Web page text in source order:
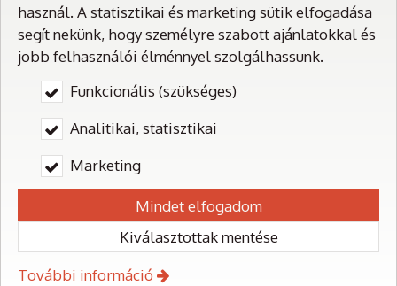
Telefonszám:+36 30 941 2995
E-mail:flopex@flopex.hu
Web:https://flopex.hu/
Névjegykártya mentése
Üzenetküldés
-
Név*
használ. A statisztikai és marketing sütik elfogadása
segít nekünk, hogy személyre szabott ajánlatokkal és
jobb felhasználói élménnyel szolgálhassunk.
Funkcionális (szükséges)
Analitikai, statisztikai
Marketing
Mindet elfogadom
Kiválasztottak mentése
További információ